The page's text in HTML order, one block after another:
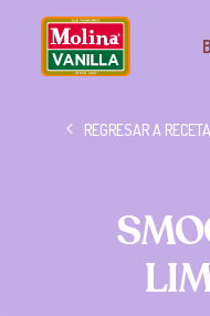
REGRESAR A